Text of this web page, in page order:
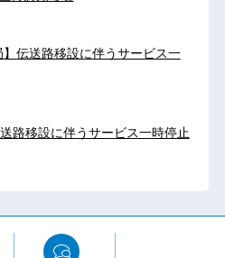
伝送路移設に伴うサービス一
路移設に伴うサービス一時停止